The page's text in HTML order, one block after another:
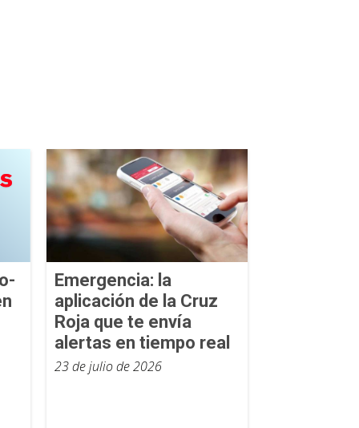
Emergencia: la
aplicación de la Cruz
Roja que te envía
alertas en tiempo real
23 de julio de 2026